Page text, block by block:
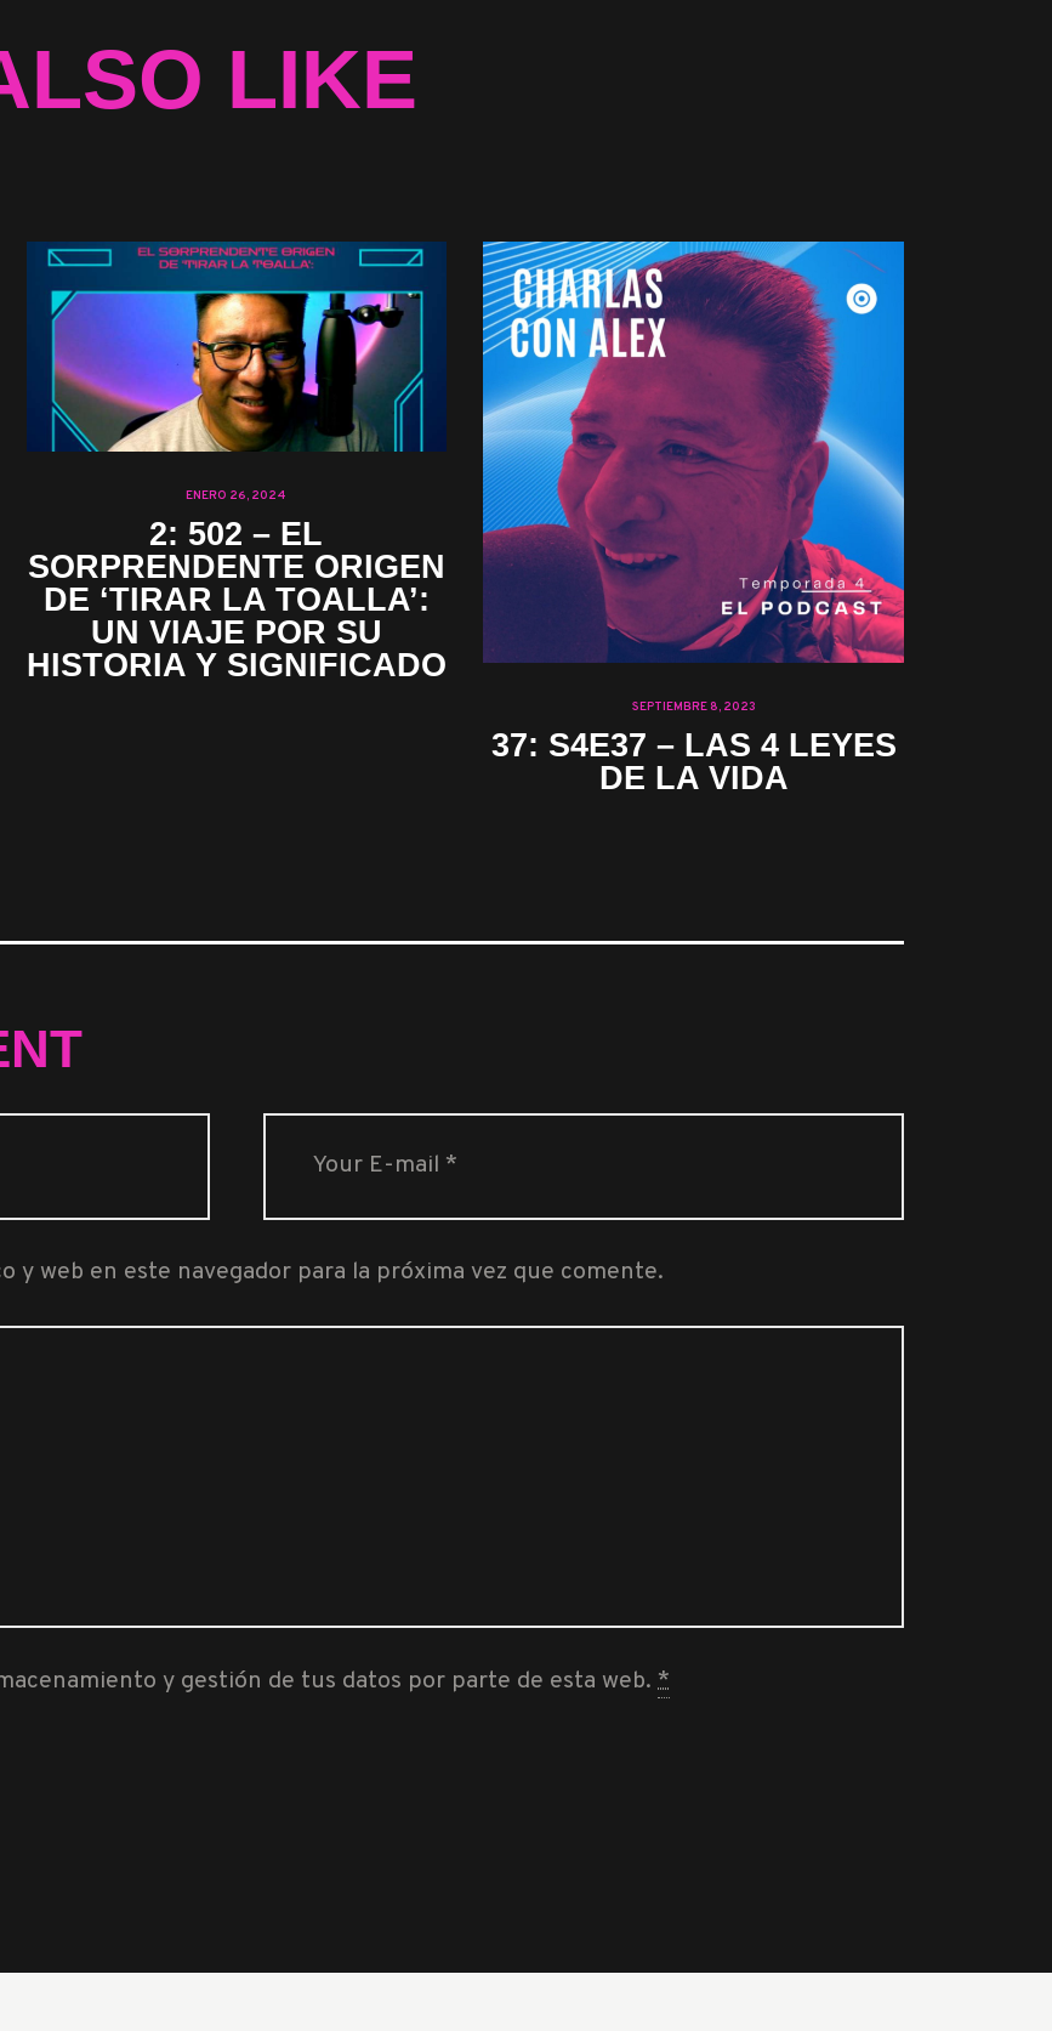
LIKE
ENERO 26, 2024
2: 502 – EL
SORPRENDENTE ORIGEN
DE ‘TIRAR LA TOALLA’:
UN VIAJE POR SU
HISTORIA Y SIGNIFICADO
SEPTIEMBRE 8, 2023
37: S4E37 – LAS 4 LEYES
DE LA VIDA
y web en este navegador para la próxima vez que comente.
y gestión de tus datos por parte de esta web.*